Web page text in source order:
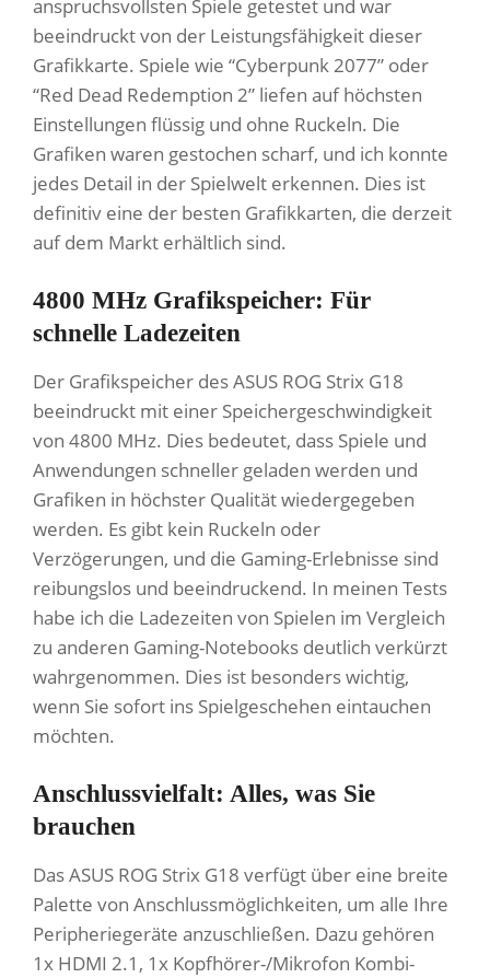
anspruchsvollsten Spiele getestet und war
beeindruckt von der Leistungsfähigkeit dieser
Grafikkarte. Spiele wie “Cyberpunk 2077” oder
“Red Dead Redemption 2” liefen auf höchsten
Einstellungen flüssig und ohne Ruckeln. Die
Grafiken waren gestochen scharf, und ich konnte
jedes Detail in der Spielwelt erkennen. Dies ist
definitiv eine der besten Grafikkarten, die derzeit
auf dem Markt erhältlich sind.
4800 MHz Grafikspeicher: Für
schnelle Ladezeiten
Der Grafikspeicher des ASUS ROG Strix G18
beeindruckt mit einer Speichergeschwindigkeit
von 4800 MHz. Dies bedeutet, dass Spiele und
Anwendungen schneller geladen werden und
Grafiken in höchster Qualität wiedergegeben
werden. Es gibt kein Ruckeln oder
Verzögerungen, und die Gaming-Erlebnisse sind
reibungslos und beeindruckend. In meinen Tests
habe ich die Ladezeiten von Spielen im Vergleich
zu anderen Gaming-Notebooks deutlich verkürzt
wahrgenommen. Dies ist besonders wichtig,
wenn Sie sofort ins Spielgeschehen eintauchen
möchten.
Anschlussvielfalt: Alles, was Sie
brauchen
Das ASUS ROG Strix G18 verfügt über eine breite
Palette von Anschlussmöglichkeiten, um alle Ihre
Peripheriegeräte anzuschließen. Dazu gehören
1x HDMI 2.1, 1x Kopfhörer-/Mikrofon Kombi-